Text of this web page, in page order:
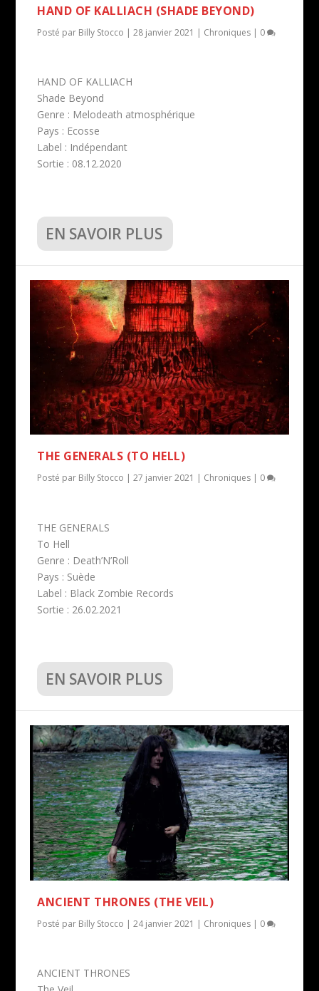
HAND OF KALLIACH (SHADE BEYOND)
Posté par Billy Stocco |28 janvier 2021 | Chroniques | 0
HAND OF KALLIACH
Shade Beyond
Genre : Melodeath atmosphérique
Pays : Ecosse
Label : Indépendant
Sortie : 08.12.2020
EN SAVOIR PLUS
THE GENERALS (TO HELL)
Posté par Billy Stocco |27 janvier 2021 Chroniques 0
THE GENERALS
To Hell
Genre : Death’N’Roll
Pays : Suède
Label : Black Zombie Records
Sortie : 26.02.2021
EN SAVOIR PLUS
ANCIENT THRONES (THE VEIL)
Posté par Billy Stocco |24 janvier 2021 | Chroniques | 0
ANCIENT THRONES